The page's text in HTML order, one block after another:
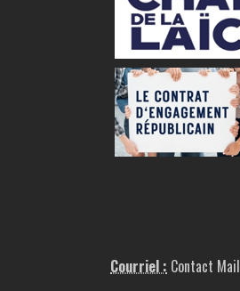
Courriel : Contact Mail